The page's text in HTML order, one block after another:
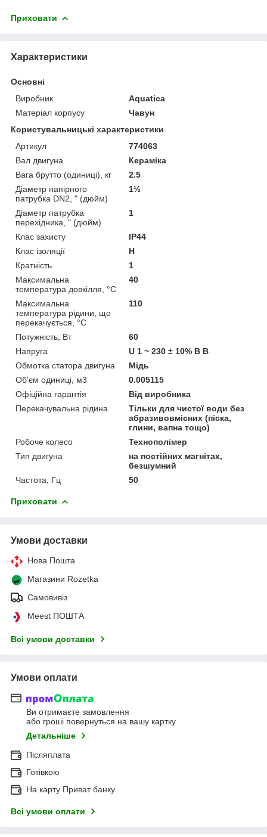
Приховати
Характеристики
Основні
Виробник
Aquatica
Матеріал корпусу
Чавун
Користувальницькі характеристики
Артикул
774063
Вал двигуна
Кераміка
Вага брутто (одиниці), кг
2.5
Діаметр напірного
патрубка DN2, " (дюйм)
1½
Діаметр патрубка
перехідника, " (дюйм)
1
Клас захисту
IP44
Клас ізоляції
Н
Кратність
1
Максимальна
температура довкілля, °C
40
Максимальна
температура рідини, що
перекачується, °C
110
Потужність, Вт
60
Напруга
U 1 ~ 230 ± 10% В В
Обмотка статора двигуна
Мідь
Об'єм одиниці, м3
0.005115
Офіційна гарантія
Від виробника
Перекачувальна рідина
Тільки для чистої води без
абразивовмісних (піска,
глини, вапна тощо)
Робоче колесо
Технополімер
Тип двигуна
на постійних магнітах,
безшумний
Частота, Гц
50
Приховати
Умови доставки
Нова Пошта
Магазини Rozetka
Самовивіз
Meest ПОШТА
Всі умови доставки
Умови оплати
Ви отримаєте замовлення
або гроші повернуться на вашу картку
Детальніше
Післяплата
Готівкою
На карту Приват банку
Всі умови оплати